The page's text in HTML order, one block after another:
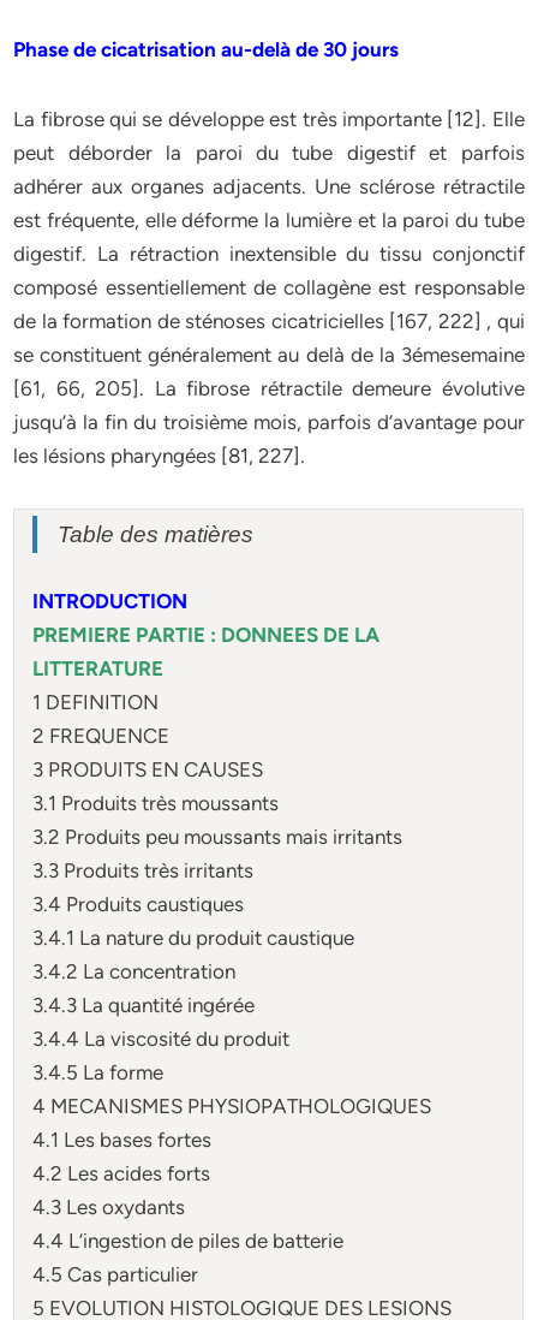
Phase de cicatrisation au-delà de 30 jours
La fibrose qui se développe est très importante [12]. Elle
peut déborder la paroi du tube digestif et parfois
adhérer aux organes adjacents. Une sclérose rétractile
est fréquente, elle déforme la lumière et la paroi du tube
digestif. La rétraction inextensible du tissu conjonctif
composé essentiellement de collagène est responsable
de la formation de sténoses cicatricielles [167, 222] , qui
se constituent généralement au delà de la 3émesemaine
[61, 66, 205]. La fibrose rétractile demeure évolutive
jusqu’à la fin du troisième mois, parfois d’avantage pour
les lésions pharyngées [81, 227].
Table des matières
INTRODUCTION
PREMIERE PARTIE : DONNEES DE LA
LITTERATURE
1 DEFINITION
2 FREQUENCE
3 PRODUITS EN CAUSES
3.1 Produits très moussants
3.2 Produits peu moussants mais irritants
3.3 Produits très irritants
3.4 Produits caustiques
3.4.1 La nature du produit caustique
3.4.2 La concentration
3.4.3 La quantité ingérée
3.4.4 La viscosité du produit
3.4.5 La forme
4 MECANISMES PHYSIOPATHOLOGIQUES
4.1 Les bases fortes
4.2 Les acides forts
4.3 Les oxydants
4.4 L’ingestion de piles de batterie
4.5 Cas particulier
5 EVOLUTION HISTOLOGIQUE DES LESIONS